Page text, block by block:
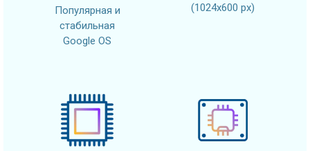
Популярная и
стабильная
Google OS
(1024х600 px)